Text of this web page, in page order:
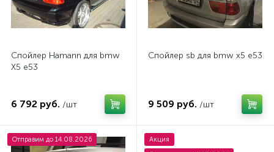
Спойлер Hamann для bmw
X5 e53
6 792 руб. /шт
Спойлер sb для bmw x5 e53
9 509 руб. /шт
Отправим до 14.08.2026
Акция